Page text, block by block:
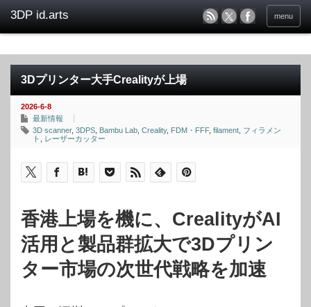
menu
3Dプリンター大手Crealityが上場
2026-6-8
最新情報
3D scanner, 3DPS Bambu Lab Creality, FDM・FFF, filament フィラメン
ト
レーザーカッター
香港上場を機に、CrealityがAI
活用と製品群拡大で3Dプリン
ター市場の次世代戦略を加速